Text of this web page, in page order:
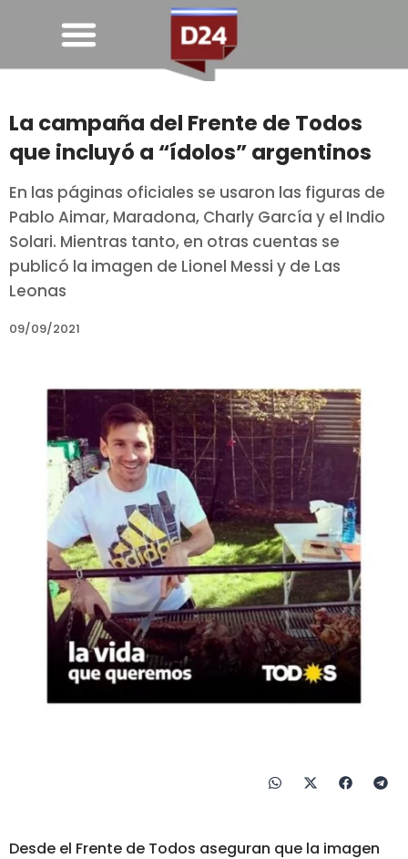
La campaña del Frente de Todos
que incluyó a “ídolos” argentinos
En las páginas oficiales se usaron las figuras de
Pablo Aimar, Maradona, Charly García y el Indio
Solari. Mientras tanto, en otras cuentas se
publicó la imagen de Lionel Messi y de Las
Leonas
09/09/2021
Desde el Frente de Todos aseguran que la imagen